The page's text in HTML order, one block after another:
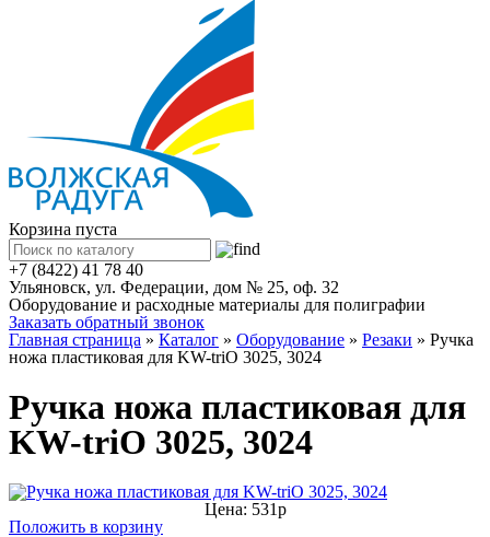
Корзина пуста
+7 (8422) 41 78 40
Ульяновск, ул. Федерации, дом № 25, оф. 32
Оборудование и расходные материалы для полиграфии
Заказать обратный звонок
Главная страница » Каталог » Оборудование » Резаки » Ручка
ножа пластиковая для KW-triO 3025, 3024
Ручка ножа пластиковая для
KW-triO 3025, 3024
Цена: 531р
Положить в корзину